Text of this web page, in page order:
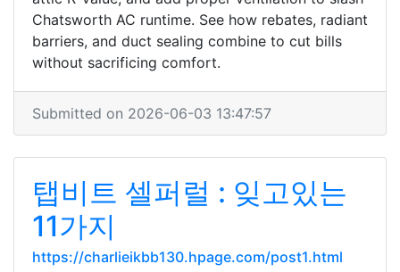
Chatsworth AC runtime. See how rebates, radiant
barriers, and duct sealing combine to cut bills
without sacrificing comfort.
Submitted on 2026-06-03 13:47:57
탭비트 셀퍼럴 : 잊고있는
11가지
https://charlieikbb130.hpage.com/post1.html